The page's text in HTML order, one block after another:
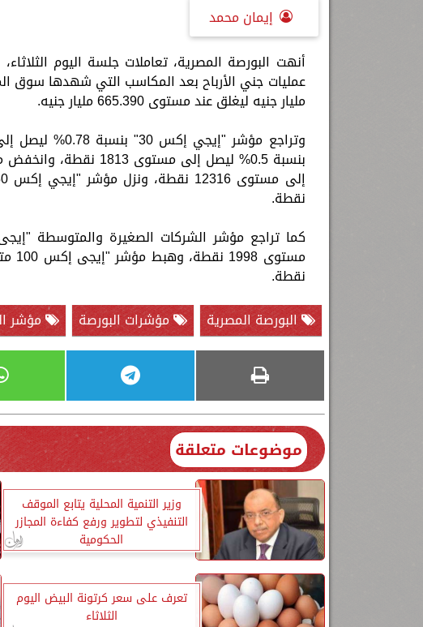
إيمان محمد
أنهت البورصة المصرية، تعاملات جلسة اليوم
مليار جنيه ليغلق عند مستوى 665.390 مليار جنيه.
نقطة.
نقطة.
البورصة المصرية
مؤشرات البورصة مؤشر
موضوعات متعلقة
وزير التنمية المحلية يتابع الموقف
التنفيذي لتطوير ورفع كفاءة المجازر
الحكومية
تعرف على سعر كرتونة البيض اليوم
الثلاثاء